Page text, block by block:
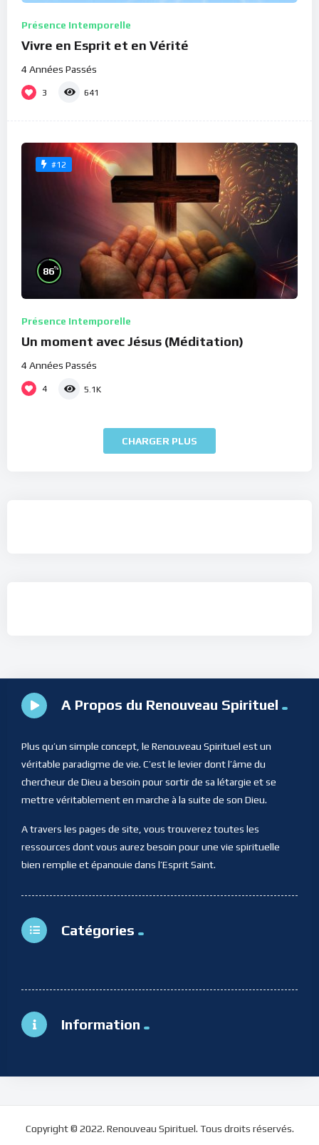
Présence Intemporelle
Vivre en Esprit et en Vérité
4 Années Passés
3 641
#12
86%
Présence Intemporelle
Un moment avec Jésus (Méditation)
4 Années Passés
4 5.1K
CHARGER PLUS
A Propos du Renouveau Spirituel
Plus qu’un simple concept, le Renouveau Spirituel est un
véritable paradigme de vie. C’est le levier dont l’âme du
chercheur de Dieu a besoin pour sortir de sa létargie et se
mettre véritablement en marche à la suite de son Dieu.
A travers les pages de site, vous trouverez toutes les
ressources dont vous aurez besoin pour une vie spirituelle
bien remplie et épanouie dans l’Esprit Saint.
Catégories
Information
Copyright © 2022. Renouveau Spirituel. Tous droits réservés.